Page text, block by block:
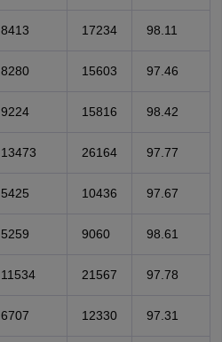
8413 17234 98.11
8280 15603 97.46
9224 15816 98.42
13473 26164 97.77
5425 10436 97.67
5259 9060 98.61
11534 21567 97.78
6707 12330 97.31